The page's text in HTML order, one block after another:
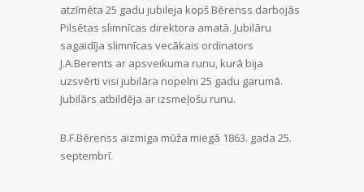
atzīmēta 25 gadu jubileja kopš Bērenss darbojās
Pilsētas slimnīcas direktora amatā. Jubilāru
sagaidīja slimnīcas vecākais ordinators
J.A.Berents ar apsveikuma runu, kurā bija
uzsvērti visi jubilāra nopelni 25 gadu garumā.
Jubilārs atbildēja ar izsmeļošu runu.
B.F.Bērenss aizmiga mūža miegā 1863. gada 25.
septembrī.